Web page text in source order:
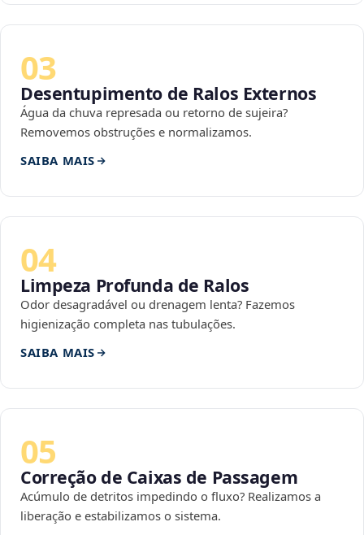
03
Desentupimento de Ralos Externos
Água da chuva represada ou retorno de sujeira?
Removemos obstruções e normalizamos.
SAIBA MAIS
04
Limpeza Profunda de Ralos
Odor desagradável ou drenagem lenta? Fazemos
higienização completa nas tubulações.
SAIBA MAIS
05
Correção de Caixas de Passagem
Acúmulo de detritos impedindo o fluxo? Realizamos a
liberação e estabilizamos o sistema.